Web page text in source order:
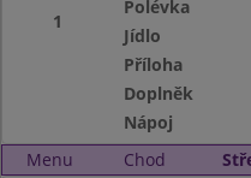
1
Polévka
Jídlo
Příloha
Doplněk
Nápoj
Menu
Chod